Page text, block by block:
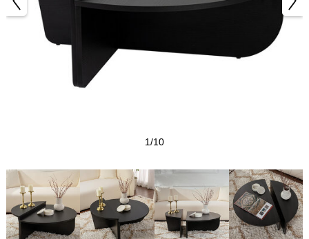
1/10